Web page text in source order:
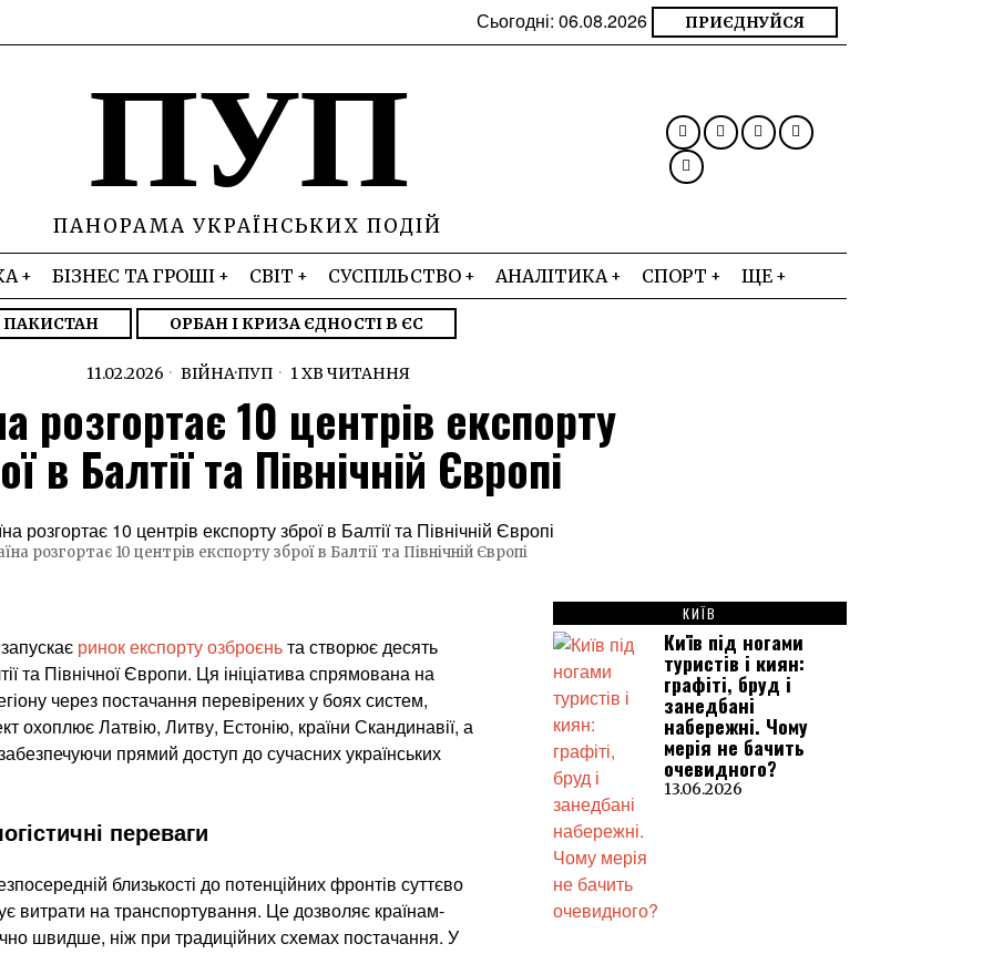
Сьогодні: 06.08.2026 ПРИЄДНУЙСЯ
ПУП
ПАНОРАМА УКРАЇНСЬКИХ ПОДІЙ
БІЗНЕС ТА ГРОШІ СВІТ СУСПІЛЬСТВО АНАЛІТИКА СПОРТ ЩЕ
ПАКИСТАН ОРБАН І КРИЗА ЄДНОСТІ В ЄС
11.02.2026 ВІЙНА·ПУП 1 ХВ ЧИТАННЯ
розгортає 10 центрів експорту
в Балтії та Північній Європі
розгортає 10 центрів експорту зброї в Балтії та Північній Європі
ринок експорту озброєньта створює десять
та Північної Європи. Ця ініціатива спрямована на
через постачання перевірених у боях систем,
охоплює Латвію, Литву, Естонію, країни Скандинавії, а
прямий доступ до сучасних українських
переваги
близькості до потенційних фронтів суттєво
витрати на транспортування. Це дозволяє країнам-
швидше, ніж при традиційних схемах постачання. У
КИЇВ
Київ під ногами
туристів і киян:
графіті, бруд і
занедбані
набережні. Чому
мерія не бачить
очевидного?
13.06.2026